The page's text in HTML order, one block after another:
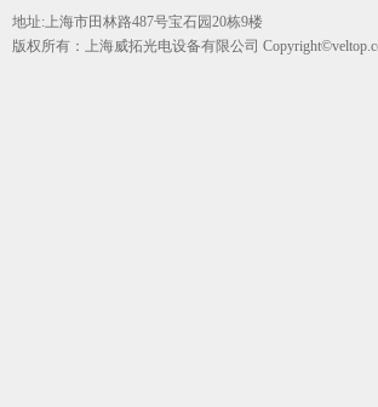
地址:上海市田林路487号宝石园20栋9楼
版权所有：上海威拓光电设备有限公司